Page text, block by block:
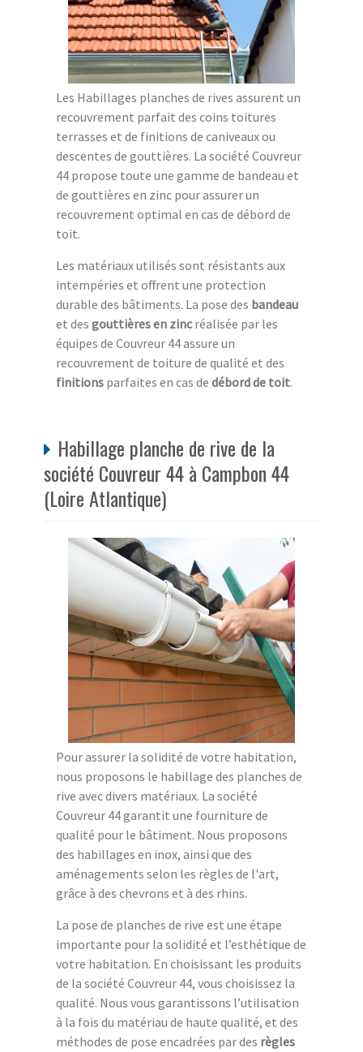
Les Habillages planches de rives assurent un
recouvrement parfait des coins toitures
terrasses et de finitions de caniveaux ou
descentes de gouttières. La société Couvreur
44 propose toute une gamme de bandeau et
de gouttières en zinc pour assurer un
recouvrement optimal en cas de débord de
toit.
Les matériaux utilisés sont résistants aux
intempéries et offrent une protection
durable des bâtiments. La pose des bandeau
et des gouttières en zincréalisée par les
équipes de Couvreur 44 assure un
recouvrement de toiture de qualité et des
finitions parfaites en cas de débord de toit.
Habillage planche de rive de la
société Couvreur 44 à Campbon 44
(Loire Atlantique)
Pour assurer la solidité de votre habitation,
nous proposons le habillage des planches de
rive avec divers matériaux. La société
Couvreur 44 garantit une fourniture de
qualité pour le bâtiment. Nous proposons
des habillages en inox, ainsi que des
aménagements selon les règles de l'art,
grâce à des chevrons et à des rhins.
La pose de planches de rive est une étape
importante pour la solidité et l’esthétique de
votre habitation. En choisissant les produits
de la société Couvreur 44, vous choisissez la
qualité. Nous vous garantissons l’utilisation
à la fois du matériau de haute qualité, et des
méthodes de pose encadrées par des règles